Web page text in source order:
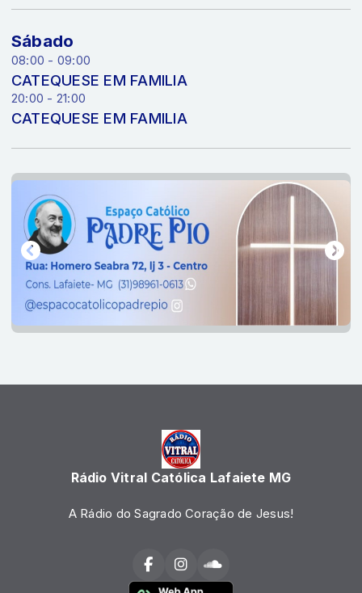
Sábado
08:00 - 09:00
CATEQUESE EM FAMILIA
20:00 - 21:00
CATEQUESE EM FAMILIA
Rádio Vitral Católica Lafaiete MG
A Rádio do Sagrado Coração de Jesus!